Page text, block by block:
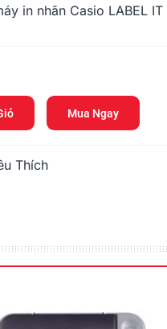
in nhãn Casio LABEL IT
Mua Ngay
Thích
HR-6BU